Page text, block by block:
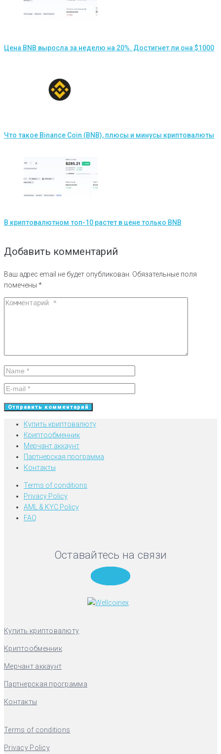
Цена BNB выросла за неделю на 20%. Достигнет ли она $1000
Что такое Binance Coin (BNB), плюсы и минусы криптовалюты
В криптовалютном топ-10 растет в цене только BNB
Добавить комментарий
Ваш адрес email не будет опубликован. Обязательные поля
помечены *
Купить криптовалюту
Криптообменник
Мерчант аккаунт
Партнерская программа
Контакты
Terms of conditions
Privacy Policy
AML & KYC Policy
FAQ
Оставайтесь на связи
Купить криптовалюту
Криптообменник
Мерчант аккаунт
Партнерская программа
Контакты
Terms of conditions
Privacy Policy